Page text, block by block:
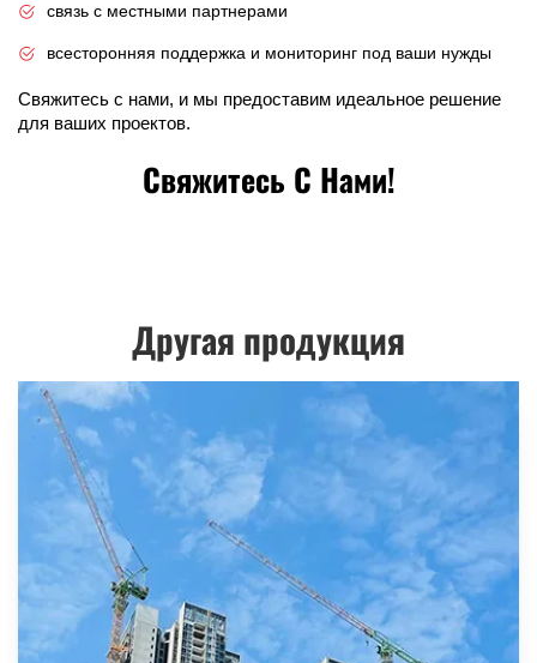
связь с местными партнерами
всесторонняя поддержка и мониторинг под ваши нужды
Свяжитесь с нами, и мы предоставим идеальное решение
для ваших проектов.
Свяжитесь С Нами!
Другая продукция